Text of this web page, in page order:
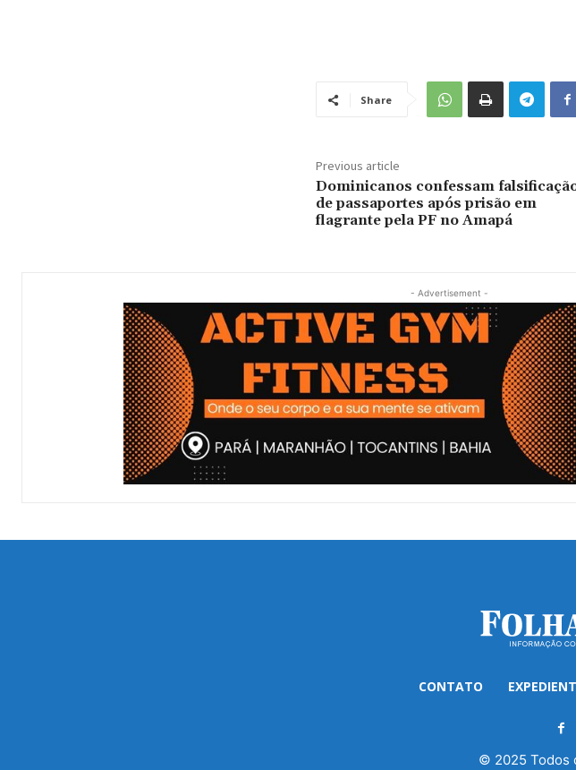
Share
Previous article
Dominicanos confessam
de passaportes após prisão em
flagrante pela PF no Amapá
- Advertisement -
CONTATO
© 2025 Todos